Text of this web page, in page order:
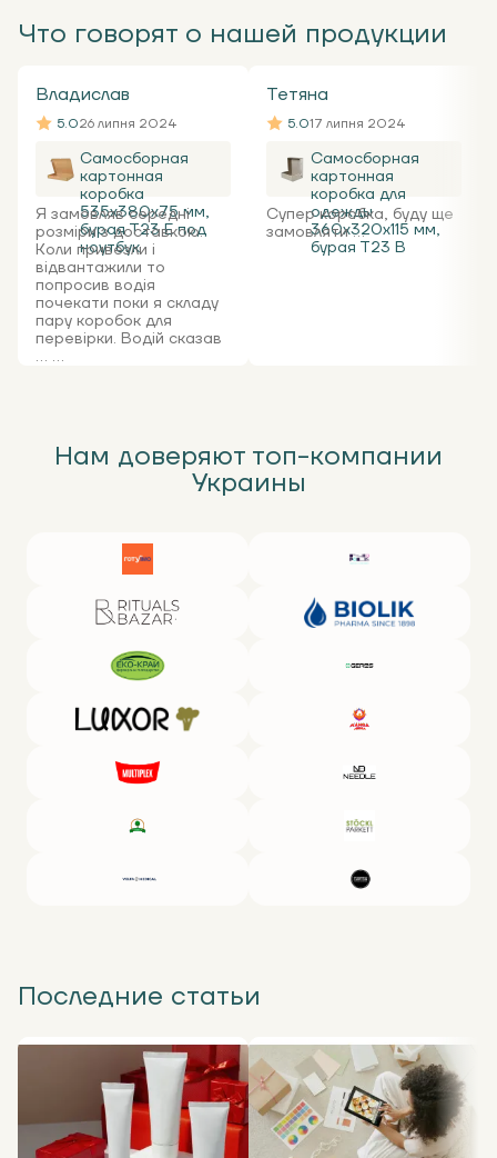
Что говорят о нашей продукции
Владислав
5.026 липня 2024
Самосборная
картонная
коробка
535x380x75 мм,
бурая Т23 Е под
ноутбук
Я замовляв середні
розміри з доставкою.
Коли привезли і
відвантажили то
попросив водія
почекати поки я складу
пару коробок для
перевірки. Водій сказав
... ...
Тетяна
5.017 липня 2024
Самосборная
картонная
коробка для
одежды
360х320х115 мм,
бурая Т23 В
Супер коробка, буду ще
замовляти ...
Нам доверяют топ-компании
Украины
Последние статьи